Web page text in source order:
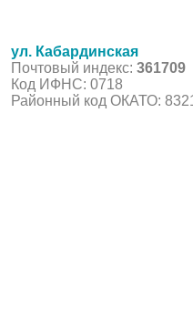
ул. Кабардинская
Почтовый индекс: 361709
Код ИФНС: 0718
Районный код ОКАТО: